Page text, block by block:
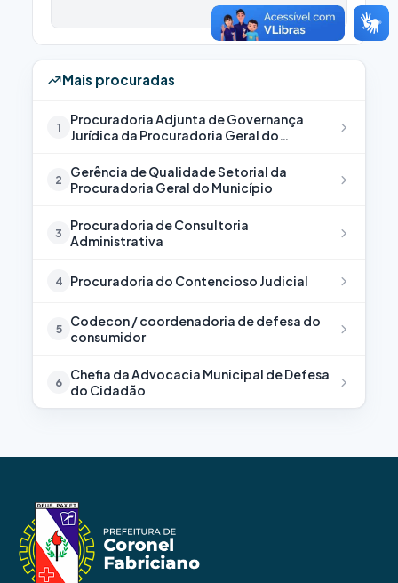
Mais procuradas
1
Procuradoria Adjunta de Governança
Jurídica da Procuradoria Geral do
2
Gerência de Qualidade Setorial da
Procuradoria Geral do Município
3
Procuradoria de Consultoria
Administrativa
4 Procuradoria do Contencioso Judicial
5
Codecon / coordenadoria de defesa do
consumidor
6
Chefia da Advocacia Municipal de Defesa
do Cidadão